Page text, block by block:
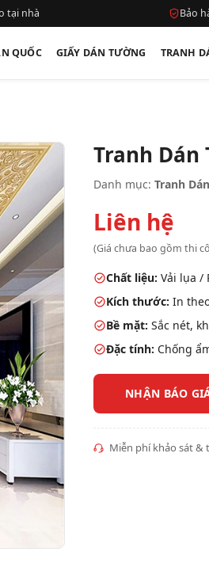
tại nhà Bảo
QUỐC GIẤY DÁN TƯỜNG TRANH
Tranh Dán
Danh mục: Tranh
Liên hệ
(Giá chưa bao gồm thi
Chất liệu: Vải lụa /
Kích thước: In
Bề mặt: Sắc nét,
Đặc tính: Chống
NHẬN BÁO
Miễn phí khảo sát &